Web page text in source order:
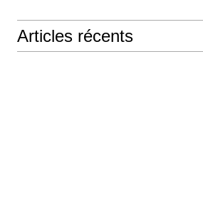
Articles récents